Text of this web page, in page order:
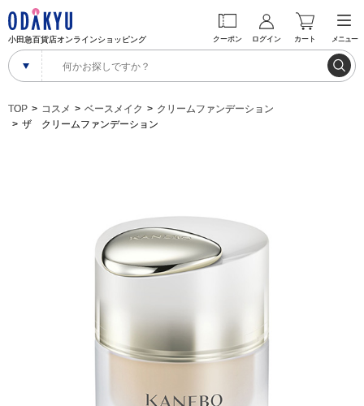
小田急百貨店オンラインショッピング クーポン ログイン カート メニュー
TOP コスメ ベースメイク
クリームファンデーション
ザ クリームファンデーション